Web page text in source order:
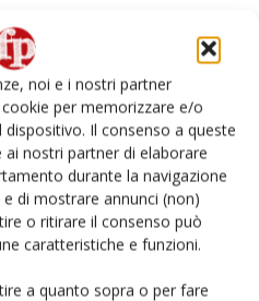
noi e i nostri partner
per memorizzare e/o
Il consenso a queste
nostri partner di elaborare
durante la navigazione
di mostrare annunci (non)
o ritirare il consenso può
caratteristiche e funzioni.
a quanto sopra o per fare
è Metis… e può rivoluzionare la
Supermercati tra localismo e
ortofrutta in Italia al 27 luglio